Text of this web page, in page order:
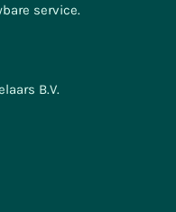
service.
B.V.